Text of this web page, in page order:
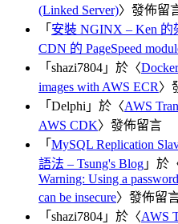
(Linked Server)〉發佈留
「 安裝 NGINX – Ken 的
CDN 的 PageSpeed
「 shazi7804 」於〈
images with AWS ECR〉
「 Delphi 」於〈AWS
AWS CDK〉發佈留言
「 MySQL Replication
語法 – Tsung's Blog 」於
Warning: Using a
can be insecure〉發佈留
「 shazi7804 」於〈AWS